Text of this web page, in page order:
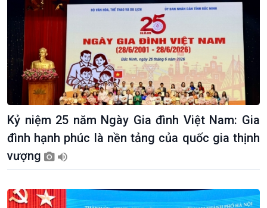
Kỷ niệm 25 năm Ngày Gia đình Việt Nam: Gia
đình hạnh phúc là nền tảng của quốc gia thịnh
vượng